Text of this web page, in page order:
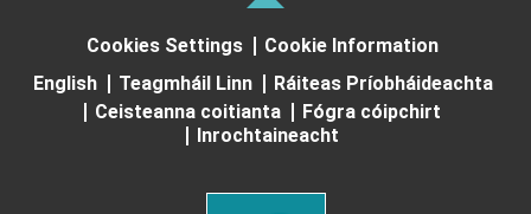
Cookies Settings
Cookie Information
English
Teagmháil Linn
Ráiteas Príobháideachta
Ceisteanna coitianta
Fógra cóipchirt
Inrochtaineacht